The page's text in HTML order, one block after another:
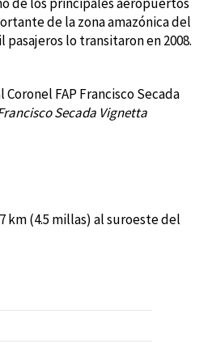
de la zona amazónica del
pasajeros lo transitaron en 2008.
FAP Francisco Secada
Secada Vignetta
km (4.5 millas) al suroeste del